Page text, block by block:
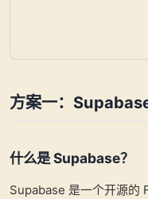
方案一：
什么是 Supabase？
Supabase 是一个开源的